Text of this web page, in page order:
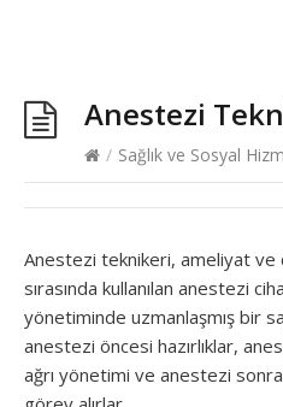
Anestezi
/ Sağlık ve Sosyal
Anestezi teknikeri, ameliyat ve
sırasında kullanılan anestezi
yönetiminde uzmanlaşmış bir
anestezi öncesi hazırlıklar,
ağrı yönetimi ve anestezi